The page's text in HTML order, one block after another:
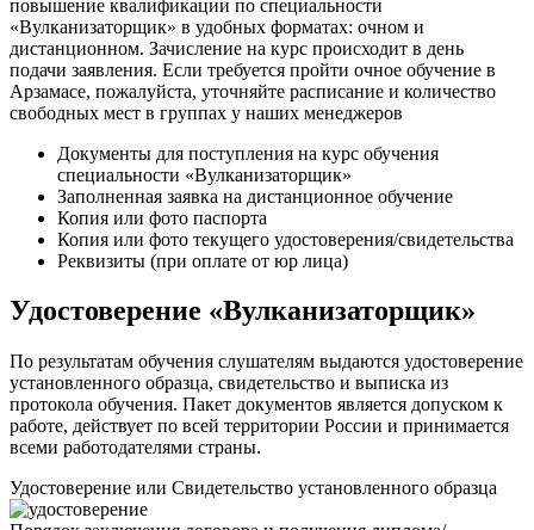
повышение квалификации по специальности
«Вулканизаторщик» в удобных форматах: очном и
дистанционном. Зачисление на курс происходит в день
подачи заявления. Если требуется пройти очное обучение в
Арзамасе, пожалуйста, уточняйте расписание и количество
свободных мест в группах у наших менеджеров
Документы для поступления на курс обучения
специальности «Вулканизаторщик»
Заполненная заявка на дистанционное обучение
Копия или фото паспорта
Копия или фото текущего удостоверения/свидетельства
Реквизиты (при оплате от юр лица)
Удостоверение «Вулканизаторщик»
По результатам обучения слушателям выдаются удостоверение
установленного образца, свидетельство и выписка из
протокола обучения. Пакет документов является допуском к
работе, действует по всей территории России и принимается
всеми работодателями страны.
Удостоверение или Свидетельство установленного образца